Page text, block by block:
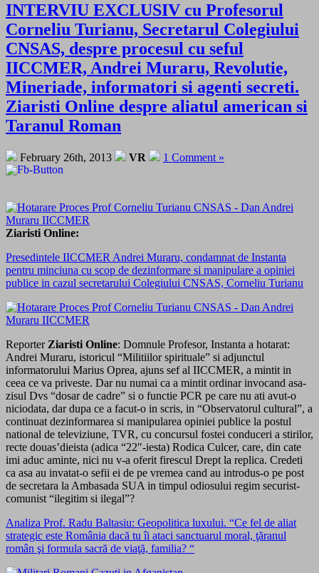
INTERVIU EXCLUSIV cu Profesorul
Corneliu Turianu, Secretarul Colegiului
CNSAS, despre procesul cu seful
IICCMER, Andrei Muraru, Revolutie,
Mineriade, informatori si agenti secreti.
Ziaristi Online despre aliatul american si
Taranul Roman
February 26th, 2013 VR 1 Comment »
Ziaristi Online:
Presedintele IICCMER Andrei Muraru, condamnat de Instanta
pentru minciuna cu scop de dezinformare si manipulare a opiniei
publice in cazul secretarului Colegiului CNSAS, Corneliu Turianu
Reporter Ziaristi Online: Domnule Profesor, Instanta a hotarat:
Andrei Muraru, istoricul “Militiilor spirituale” si adjunctul
informatorului Marius Oprea, ajuns sef al IICCMER, a mintit in
ceea ce va priveste. Dar nu numai ca a mintit ordinar invocand asa-
zisul Dvs “dosar de cadre” si o functie PCR pe care nu ati avut-o
niciodata, dar dupa ce a facut-o in scris, in “Observatorul cultural”, a
continuat dezinformarea si manipularea opiniei publice la postul
national de televiziune, TVR, cu concursul fostei conduceri a stirilor,
recte douas’dieista (adica “22″-iesta) Rodica Culcer, care, din cate
imi aduc aminte, nici nu v-a oferit firescul Drept la replica. Credeti
ca asa au invatat-o sefii ei de pe vremea cand au introdus-o pe post
de secretara la Ambasada SUA in timpul odiosului regim securist-
comunist “ilegitim si ilegal”?
Analiza Prof. Radu Baltasiu: Geopolitica luxului. “Ce fel de aliat
strategic este România dacă tu îi ataci sanctuarul moral, ţăranul
român şi formula sacră de viaţă, familia? “